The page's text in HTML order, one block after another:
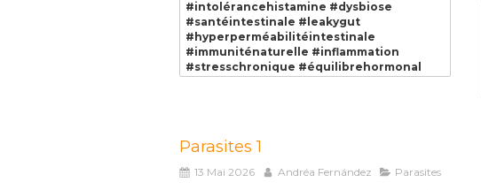
#intolérancehistamine #dysbiose
#santéintestinale #leakygut
#hyperperméabilitéintestinale
#immuniténaturelle #inflammation
#stresschronique #équilibrehormonal
Parasites 1
13 Mai 2026 Andréa Fernández Parasites